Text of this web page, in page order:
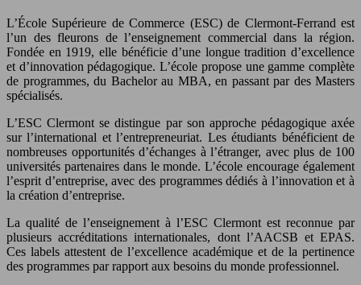
L’École Supérieure de Commerce (ESC) de Clermont-Ferrand est
l’un des fleurons de l’enseignement commercial dans la région.
Fondée en 1919, elle bénéficie d’une longue tradition d’excellence
et d’innovation pédagogique. L’école propose une gamme complète
de programmes, du Bachelor au MBA, en passant par des Masters
spécialisés.
L’ESC Clermont se distingue par son approche pédagogique axée
sur l’international et l’entrepreneuriat. Les étudiants bénéficient de
nombreuses opportunités d’échanges à l’étranger, avec plus de 100
universités partenaires dans le monde. L’école encourage également
l’esprit d’entreprise, avec des programmes dédiés à l’innovation et à
la création d’entreprise.
La qualité de l’enseignement à l’ESC Clermont est reconnue par
plusieurs accréditations internationales, dont l’AACSB et EPAS.
Ces labels attestent de l’excellence académique et de la pertinence
des programmes par rapport aux besoins du monde professionnel.